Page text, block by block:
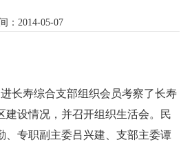
：2014-05-07
长寿综合支部组织会员考察了长寿
建设情况，并召开组织生活会。民
、专职副主委吕兴建、支部主委谭